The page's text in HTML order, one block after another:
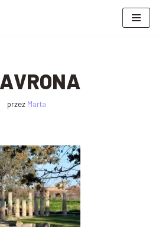
przez Marta